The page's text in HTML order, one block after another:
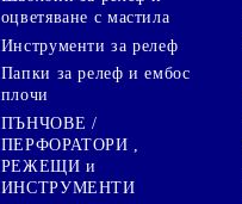
оцветяване с мастила
Инструменти за релеф
Папки за релеф и ембос
плочи
ПЪНЧОВЕ /
ПЕРФОРАТОРИ ,
РЕЖЕЩИ и
ИНСТРУМЕНТИ